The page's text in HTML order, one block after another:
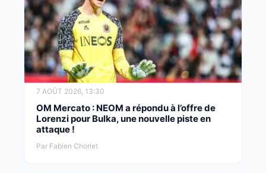
7 AOÛT 2026, 13:30
OM Mercato : NEOM a répondu à l’offre de
Lorenzi pour Bulka, une nouvelle piste en
attaque !
Par Fabien Chorlet